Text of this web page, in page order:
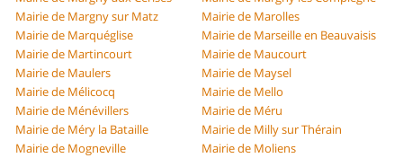
Mairie de Margny sur Matz
Mairie de Marolles
Mairie de Marquéglise
Mairie de Marseille en Beauvaisis
Mairie de Martincourt
Mairie de Maucourt
Mairie de Maulers
Mairie de Maysel
Mairie de Mélicocq
Mairie de Mello
Mairie de Ménévillers
Mairie de Méru
Mairie de Méry la Bataille
Mairie de Milly sur Thérain
Mairie de Mogneville
Mairie de Moliens